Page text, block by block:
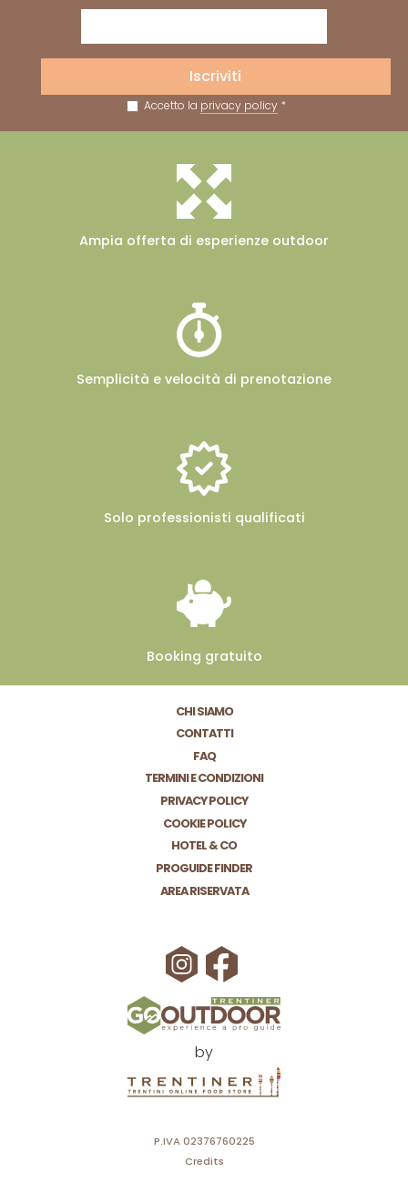
Accetto la privacy policy*
Iscriviti
Ampia offerta di esperienze outdoor
Semplicità e velocità di prenotazione
Solo professionisti qualificati
Booking gratuito
CHI SIAMO
CONTATTI
FAQ
TERMINI E CONDIZIONI
PRIVACY POLICY
COOKIE POLICY
HOTEL & CO
PROGUIDE FINDER
AREA RISERVATA
by
P.IVA 02376760225
Credits